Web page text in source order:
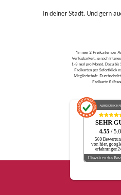
In deiner Stadt. Und gern
*Immer 2 Freikarten per
Verfügbarkeit, je nach
1-3 mal pro Monat. Dazu bis
Freikarten per Sofortklick
Mitgliedschaft.
Freikarte €
SEHR
4.55 /
560
von hier,
Hinweis zu den